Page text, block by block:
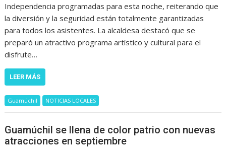
Independencia programadas para esta noche, reiterando que
la diversión y la seguridad están totalmente garantizadas
para todos los asistentes. La alcaldesa destacó que se
preparó un atractivo programa artístico y cultural para el
disfrute…
LEER MÁS
Guamúchil NOTICIAS LOCALES
Guamúchil se llena de color patrio con nuevas
atracciones en septiembre